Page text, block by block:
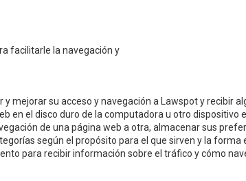
facilitarle la navegación y
mejorar su acceso y navegación a Lawspot y recibir
en el disco duro de la computadora u otro dispositivo
de una página web a otra, almacenar sus
según el propósito para el que sirven y la forma
para recibir información sobre el tráfico y cómo
Tejerías Sur, Calle Torrecilla, 42
+34 941 132 803